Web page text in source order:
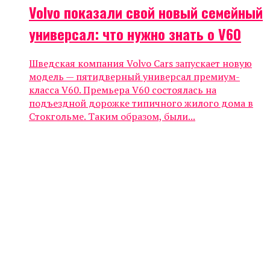
Volvo показали свой новый семейный
универсал: что нужно знать о V60
Шведская компания Volvo Cars запускает новую
модель — пятидверный универсал премиум-
класса V60. Премьера V60 состоялась на
подъездной дорожке типичного жилого дома в
Стокгольме. Таким образом, были...